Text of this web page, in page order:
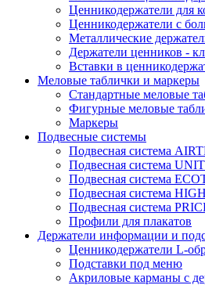
Ценникодержатели для
Ценникодержатели с
Металлические
Держатели ценников -
Вставки в
Меловые таблички и маркеры
Стандартные меловые
Фигурные меловые
Маркеры
Подвесные системы
Подвесная система
Подвесная система
Подвесная система
Подвесная система
Подвесная система
Профили для плакатов
Держатели информации и
Ценникодержатели L-
Подставки под меню
Акриловые карманы с